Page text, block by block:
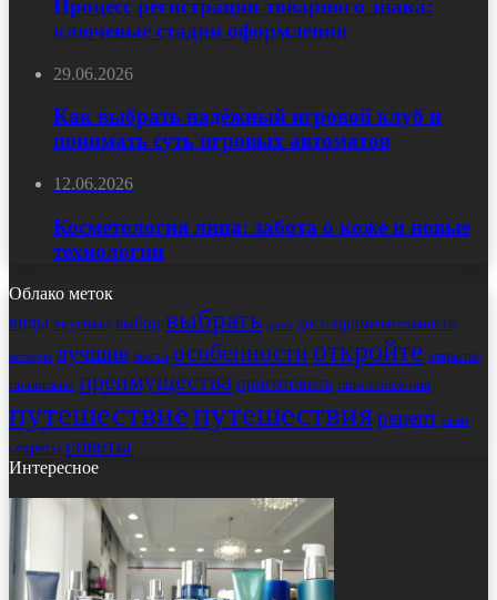
Процесс регистрации товарного знака:
ключевые стадии оформления
29.06.2026
Как выбрать надёжный игровой клуб и
понимать суть игровых автоматов
12.06.2026
Косметология лица: забота о коже и новые
технологии
Облако меток
виды вкусный выбор выбрать дома достопримечательности
история лучшие места особенности откройте открытие
правильно преимущества приготовить приготовления
путешествиепутешествиярецепт салат
секреты советы
Интересное